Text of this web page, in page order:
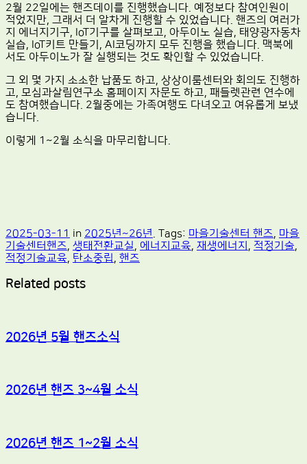
2월 22일에는 핸즈데이를 진행했습니다. 예정보다 참여인원이
적었지만, 그래서 더 알차게 진행할 수 있었습니다. 핸즈의 여러가
지 에너지기구, IoT기구를 살펴보고, 아두이노 실습, 태양광자동차
실습, IoT키트 만들기, AI코딩까지 모두 진행을 했습니다. 맥북에
서도 아두이노가 잘 실행되는 것도 확인할 수 있었습니다.
그 외 몇 가지 소소한 납품도 하고, 상상이룸센터와 회의도 진행하
고, 모심과살림연구소 홈페이지 자문도 하고, 패들렛관련 연수에
도 참여했습니다. 2월중에는 가족여행도 다녀오고 여유롭게 보냈
습니다.
이렇게 1~2월 소식을 마무리합니다.
2025-03-11 in 2025년~26년 . Tags: 마을기술센터 핸즈, 마을
기술센터핸즈, 생태전환교실, 에너지교육, 재생에너지 , 적정기술,
적정기술교육, 탄소중립, 핸즈
Related posts
2026년 5월 핸즈소식
2026년 핸즈 3~4월 소식
2026년 핸즈 1~2월 소식